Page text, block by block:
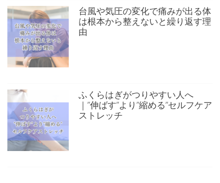
台風や気圧の変化で痛みが出る体
は根本から整えないと繰り返す理
由
ふくらはぎがつりやすい人へ
｜”伸ばす”より”縮める”セルフケア
ストレッチ